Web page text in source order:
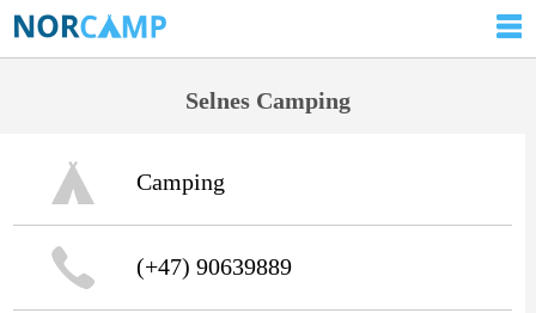
Selnes Camping
Camping
(+47) 90639889